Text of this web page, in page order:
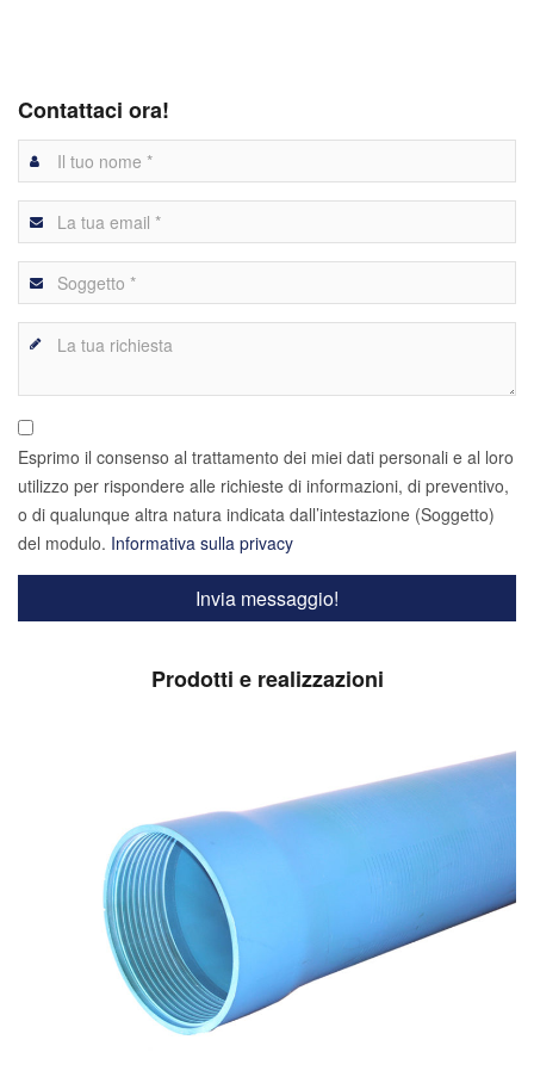
Contattaci ora!
Esprimo il consenso al trattamento dei miei dati personali e al loro
utilizzo per rispondere alle richieste di informazioni, di preventivo,
o di qualunque altra natura indicata dall’intestazione (Soggetto)
del modulo. Informativa sulla privacy
Prodotti e realizzazioni